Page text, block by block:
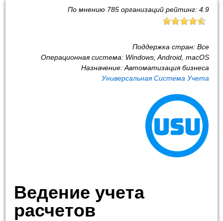
По мнению 785организаций рейтинг: 4.9
Поддержка стран: Все
Операционная система: Windows, Android, macOS
Назначение: Автоматизация бизнеса
Универсальная Система Учета
Ведение учета
расчетов